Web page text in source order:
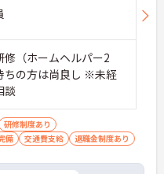
（ホームヘルパー2
ちの方は尚良し ※未経
談
研修制度あり
備 交通費支給 退職金制度あり